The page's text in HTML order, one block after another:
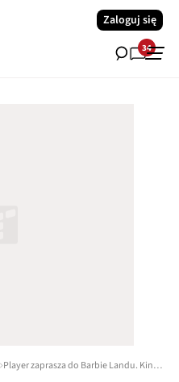
Zaloguj się
34
Player zaprasza do Barbie Landu. Kinowy hit trafia do VOD